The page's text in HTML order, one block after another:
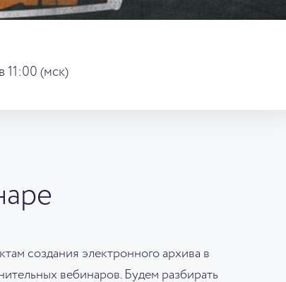
11:00 (мск)
создания электронного архива в
вебинаров. Будем разбирать